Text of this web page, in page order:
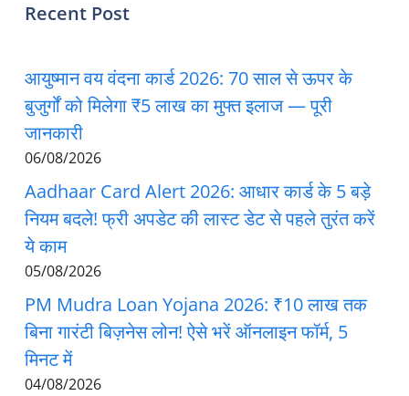
Recent Post
आयुष्मान वय वंदना कार्ड 2026: 70 साल से ऊपर के
बुजुर्गों को मिलेगा ₹5 लाख का मुफ्त इलाज — पूरी
जानकारी
06/08/2026
Aadhaar Card Alert 2026: आधार कार्ड के 5 बड़े
नियम बदले! फ्री अपडेट की लास्ट डेट से पहले तुरंत करें
ये काम
05/08/2026
PM Mudra Loan Yojana 2026: ₹10 लाख तक
बिना गारंटी बिज़नेस लोन! ऐसे भरें ऑनलाइन फॉर्म, 5
मिनट में
04/08/2026